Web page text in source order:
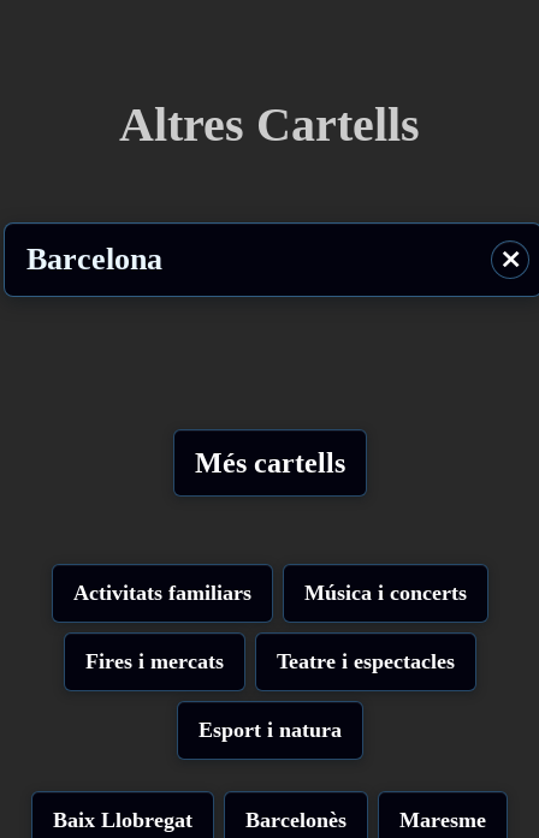
Altres Cartells
Barcelona ⨯
Més cartells
Activitats familiars Música i concerts
Fires i mercats Teatre i espectacles
Esport i natura
Baix Llobregat Barcelonès Maresme